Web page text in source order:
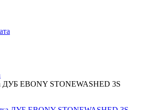
ДУБ EBONY STONEWASHED 3S